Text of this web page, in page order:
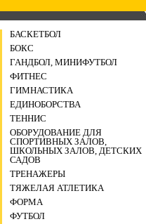
БАСКЕТБОЛ
БОКС
ГАНДБОЛ, МИНИФУТБОЛ
ФИТНЕС
ГИМНАСТИКА
ЕДИНОБОРСТВА
ТЕННИС
ОБОРУДОВАНИЕ ДЛЯ
СПОРТИВНЫХ ЗАЛОВ,
ШКОЛЬНЫХ ЗАЛОВ, ДЕТСКИХ
САДОВ
ТРЕНАЖЕРЫ
ТЯЖЕЛАЯ АТЛЕТИКА
ФОРМА
ФУТБОЛ